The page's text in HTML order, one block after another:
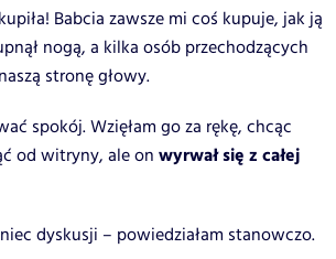
Babcia zawsze mi coś kupuje, jak ją
nogą, a kilka osób przechodzących
stronę głowy.
spokój. Wzięłam go za rękę, chcąc
od witryny, ale on wyrwał się z całej
dyskusji – powiedziałam stanowczo.